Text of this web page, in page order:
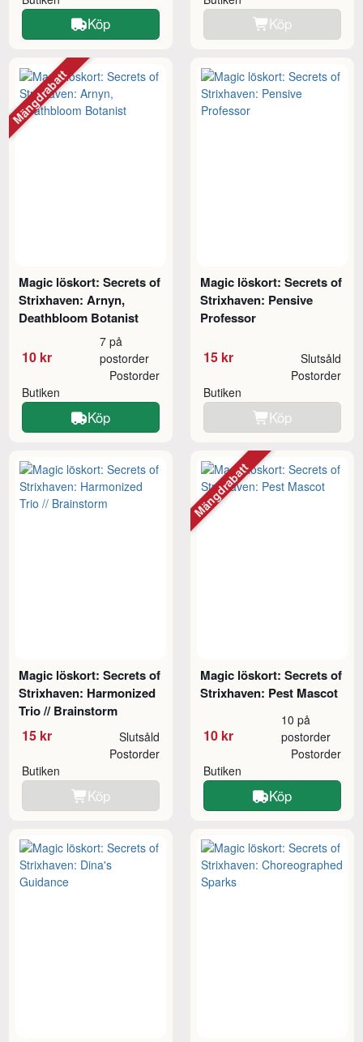
Köp Köp
Magic löskort: Secrets of
Strixhaven: Arnyn,
Deathbloom Botanist
10 kr
7 på
postorder
Butiken
Postorder
Köp
Mängdrabatt
Magic löskort: Secrets of
Strixhaven: Pensive
Professor
15 kr Slutsåld
Butiken
Postorder
Köp
Magic löskort: Secrets of
Strixhaven: Harmonized
Trio // Brainstorm
15 kr Slutsåld
Butiken
Postorder
Köp
Magic löskort: Secrets of
Strixhaven: Pest Mascot
10 kr
10 på
postorder
Butiken
Postorder
Köp
Mängdrabatt